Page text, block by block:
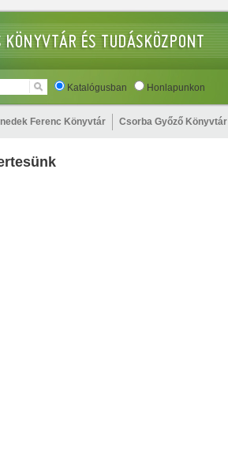
Katalógusban Honlapunkon
Ferenc Könyvtár Csorba Győző Könyvtár